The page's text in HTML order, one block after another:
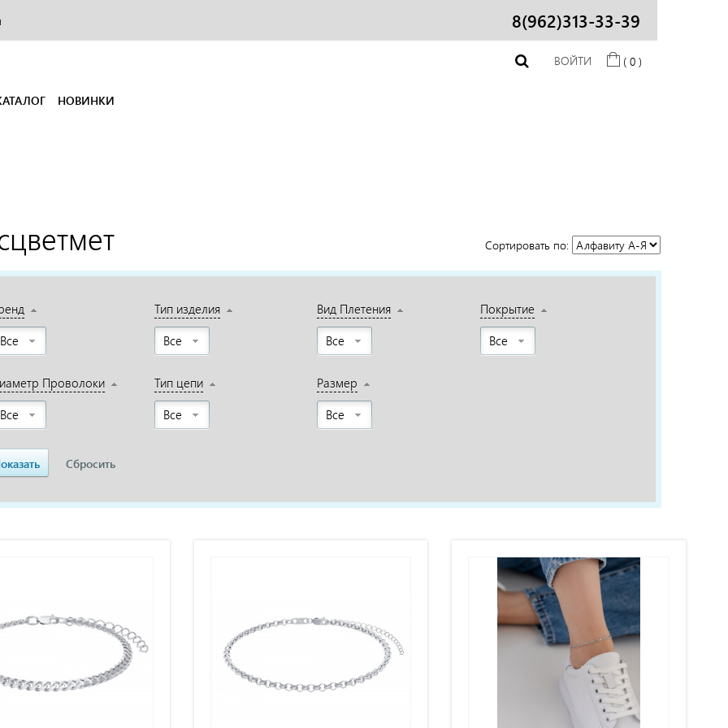
8(962)313-33-39
НОВИНКИ
ВОЙТИ ( 0 )
Сортировать по:
Все
Тип изделия
Все
Вид Плетения
Все
Покрытие
Все
Проволоки
Все
Тип цепи
Все
Размер
Все